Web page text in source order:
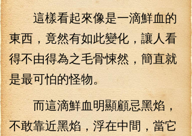
這樣看起來像是一滴鮮血的
東西，竟然有如此變化，讓人看
得不由得為之毛骨悚然，簡直就
是最可怕的怪物。
而這滴鮮血明顯顧忌黑焰，
不敢靠近黑焰，浮在中間，當它